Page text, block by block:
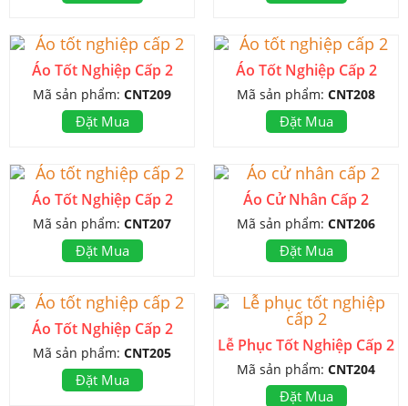
Áo Tốt Nghiệp Cấp 2
Mã sản phẩm: CNT209
Đặt Mua
Áo Tốt Nghiệp Cấp 2
Mã sản phẩm: CNT208
Đặt Mua
Áo Tốt Nghiệp Cấp 2
Mã sản phẩm: CNT207
Đặt Mua
Áo Cử Nhân Cấp 2
Mã sản phẩm: CNT206
Đặt Mua
Áo Tốt Nghiệp Cấp 2
Mã sản phẩm: CNT205
Đặt Mua
Lễ Phục Tốt Nghiệp Cấp 2
Mã sản phẩm: CNT204
Đặt Mua